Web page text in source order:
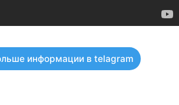
информации в telagram